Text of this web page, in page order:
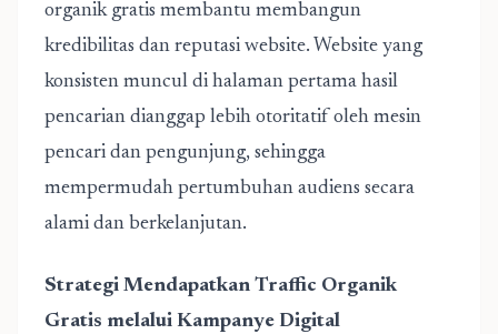
organik gratis membantu membangun
kredibilitas dan reputasi website. Website yang
konsisten muncul di halaman pertama hasil
pencarian dianggap lebih otoritatif oleh mesin
pencari dan pengunjung, sehingga
mempermudah pertumbuhan audiens secara
alami dan berkelanjutan.
Strategi Mendapatkan Traffic Organik
Gratis melalui Kampanye Digital